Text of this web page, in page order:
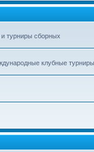
турниры сборных
клубные турниры